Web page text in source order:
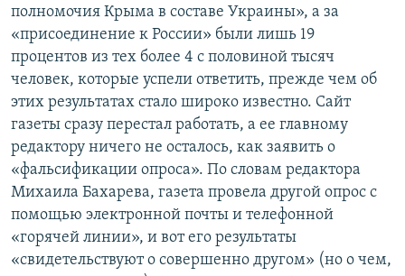
полномочия Крыма в составе Украины», а за
«присоединение к России» были лишь 19
процентов из тех более 4 с половиной тысяч
человек, которые успели ответить, прежде чем об
этих результатах стало широко известно. Сайт
газеты сразу перестал работать, а ее главному
редактору ничего не осталось, как заявить о
«фальсификации опроса». По словам редактора
Михаила Бахарева, газета провела другой опрос с
помощью электронной почты и телефонной
«горячей линии», и вот его результаты
«свидетельствуют о совершенно другом» (но о чем,